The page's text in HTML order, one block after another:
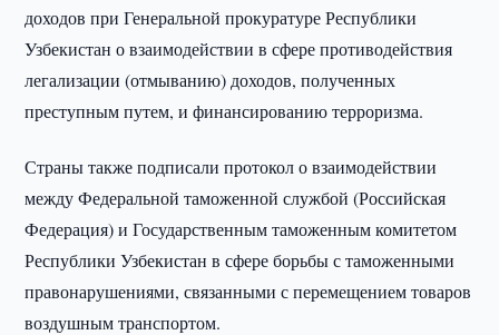
доходов при Генеральной прокуратуре Республики
Узбекистан о взаимодействии в сфере противодействия
легализации (отмыванию) доходов, полученных
преступным путем, и финансированию терроризма.
Страны также подписали протокол о взаимодействии
между Федеральной таможенной службой (Российская
Федерация) и Государственным таможенным комитетом
Республики Узбекистан в сфере борьбы с таможенными
правонарушениями, связанными с перемещением товаров
воздушным транспортом.